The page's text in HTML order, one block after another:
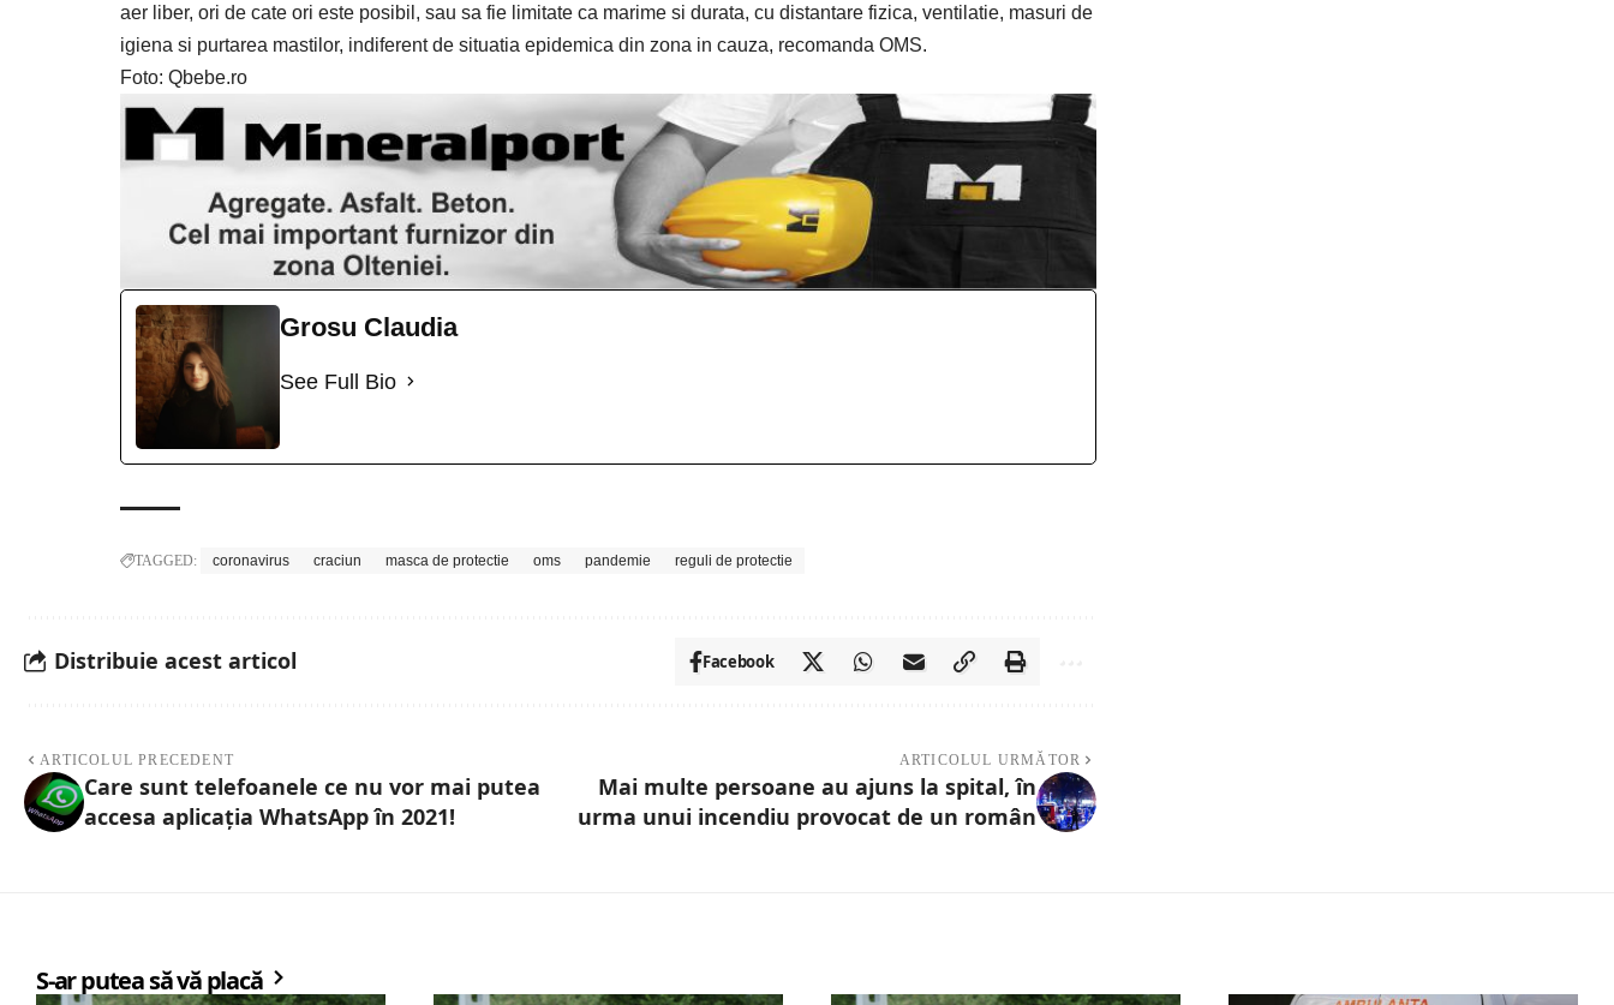
aer liber, ori de cate ori este posibil, sau sa fie limitate ca marime si durata, cu distantare fizica, ventilatie, masuri de
igiena si purtarea mastilor, indiferent de situatia epidemica din zona in cauza, recomanda OMS.
Foto: Qbebe.ro
Grosu Claudia
See Full Bio
TAGGED: coronavirus craciun masca de protectie oms pandemie reguli de protectie
Distribuie acest articol Facebook
ARTICOLUL PRECEDENT
Care sunt telefoanele ce nu vor mai putea
accesa aplicația WhatsApp în 2021!
ARTICOLUL URMĂTOR
Mai multe persoane au ajuns la spital, în
urma unui incendiu provocat de un român
S-ar putea să vă placă